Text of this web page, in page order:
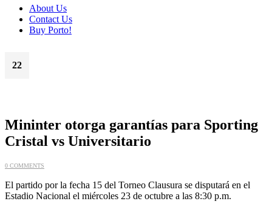
About Us
Contact Us
Buy Porto!
22
Mininter otorga garantías para Sporting
Cristal vs Universitario
0 COMMENTS
El partido por la fecha 15 del Torneo Clausura se disputará en el
Estadio Nacional el miércoles 23 de octubre a las 8:30 p.m.